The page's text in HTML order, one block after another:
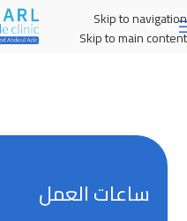
Skip to navigation
Skip to main content
MENU
ساعات العمل